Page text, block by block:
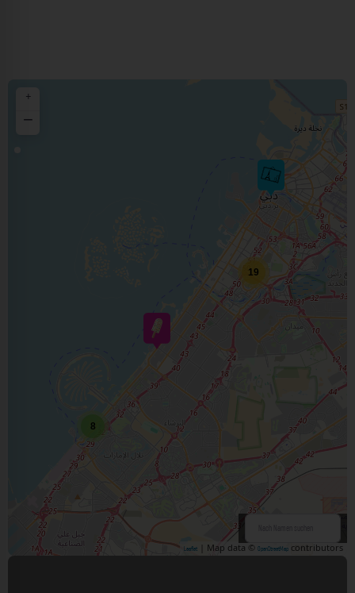
19
8
+
−
Leaflet | Map data © OpenStreetMap contributors